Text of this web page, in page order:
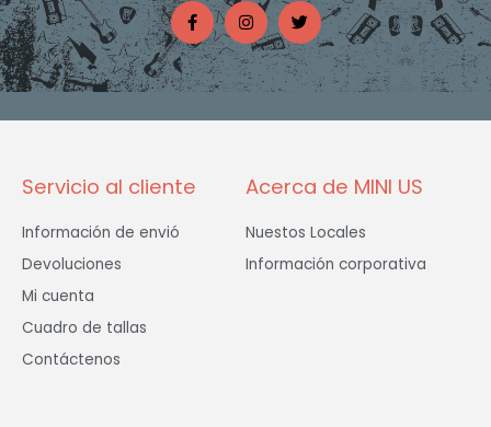
a
c
e
b
o
o
n
s
t
a
g
r
w
i
t
t
e
Servicio al cliente
Información de envió
Devoluciones
Mi cuenta
Cuadro de tallas
Contáctenos
Acerca de MINI US
Nuestos Locales
Información corporativa